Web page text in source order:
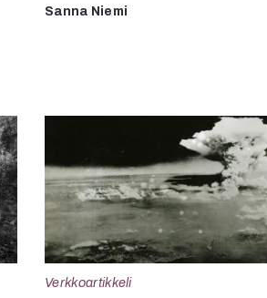
Sanna Niemi
Verkkoartikkeli